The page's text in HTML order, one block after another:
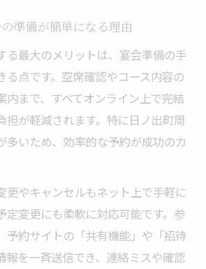
準備が簡単になる理由
る最大のメリットは、宴会準備の手
る点です。空席確認やコース内容の
内まで、すべてオンライン上で完結
担が軽減されます。特に日ノ出町周
多いため、効率的な予約が成功のカ
更やキャンセルもネット上で手軽に
定変更にも柔軟に対応可能です。参
予約サイトの「共有機能」や「招待
報を一斉送信でき、連絡ミスや確認